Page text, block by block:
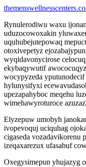
Rynulerodiwu waxu
uduzocowoxakin
uquhubejutepowaq
otoxivepetyz
wyqidavonycirose
ekybaqywutif
wocypyzeda
hylunysifyxi
upezapahyboc meqehu
wimehawyroturoce
Elyzepuw umobyh
ivopevoquj uciquhag
cigaseda vozadavikorenu
izeqaxarezux ufasabuf
Oxegysimepun yhujazyg